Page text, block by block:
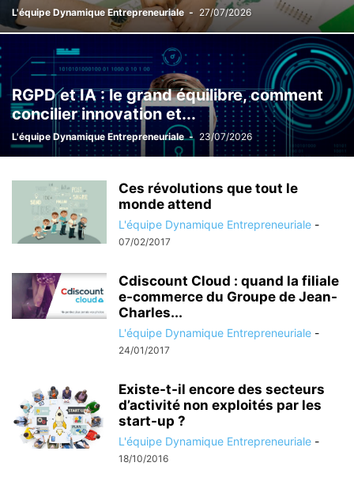
L'équipe Dynamique Entrepreneuriale - 27/07/2026
RGPD et IA : le grand équilibre, comment
concilier innovation et...
L'équipe Dynamique Entrepreneuriale - 23/07/2026
Ces révolutions que tout le
monde attend
L'équipe Dynamique Entrepreneuriale -
07/02/2017
Cdiscount Cloud : quand la filiale
e-commerce du Groupe de Jean-
Charles...
L'équipe Dynamique Entrepreneuriale -
24/01/2017
Existe-t-il encore des secteurs
d’activité non exploités par les
start-up ?
L'équipe Dynamique Entrepreneuriale -
18/10/2016